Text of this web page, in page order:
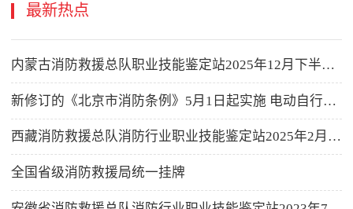
最新热点
内蒙古消防救援总队职业技能鉴定站2025年12月下半月消防设施操作员职业技能鉴定考试公告
新修订的《北京市消防条例》5月1日起实施 电动自行车及充电电池禁止进电梯
西藏消防救援总队消防行业职业技能鉴定站2025年2月消防设施操作员职业技能鉴定公告
全国省级消防救援局统一挂牌